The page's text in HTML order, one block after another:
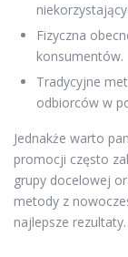
Fizyczna
konsumentów.
Tradycyjne
odbiorców w
Jednakże warto
promocji często
grupy docelowej
metody z
najlepsze rezultaty.